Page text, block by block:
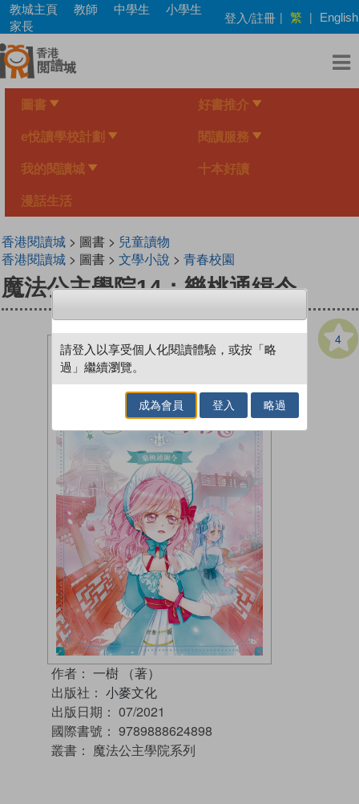
Skip
main
content
教城主頁 教師 中學生
小學生
家長
登入/註冊 | 繁 | English
圖書 好書推介
e悅讀學校計劃 閱讀服務
我的閱讀城 十本好讀
漫話生活
香港閱讀城> 圖書 > 兒童讀物
香港閱讀城> 圖書 > 文學小說 > 青春校園
魔法公主學院14：樂桃通緝令
4
作者： 一樹 （著）
出版社： 小麥文化
出版日期： 07/2021
國際書號： 9789888624898
叢書： 魔法公主學院系列
請登入以享受個人化閱讀體驗，或按「略
過」繼續瀏覽。
成為會員 登入 略過